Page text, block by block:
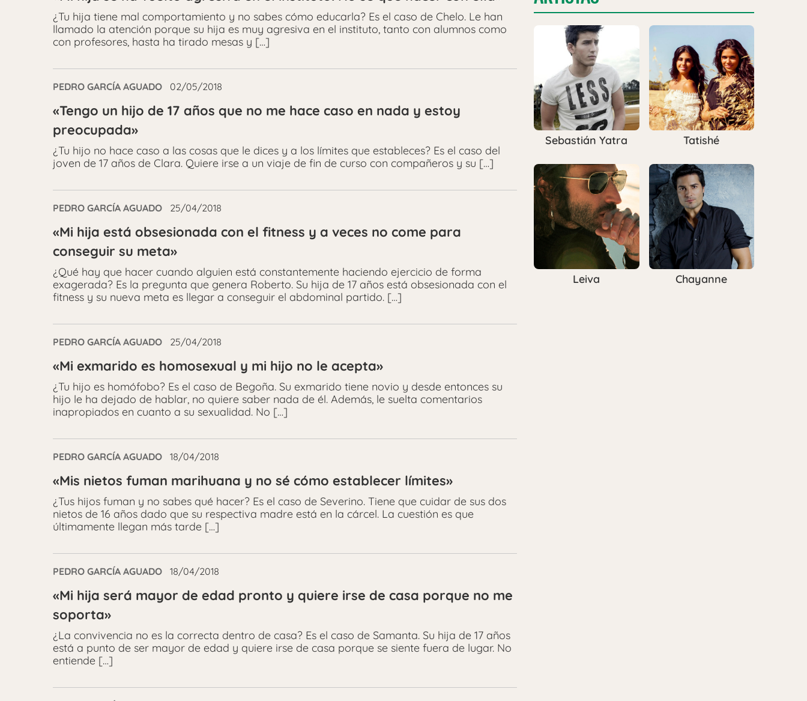
¿Tu hija tiene mal comportamiento y no sabes cómo educarla? Es el caso de Chelo. Le han
llamado la atención porque su hija es muy agresiva en el instituto, tanto con alumnos como
con profesores, hasta ha tirado mesas y […]
PEDRO GARCÍA AGUADO 02/05/2018
«Tengo un hijo de 17 años que no me hace caso en nada y estoy
preocupada»
¿Tu hijo no hace caso a las cosas que le dices y a los límites que estableces? Es el caso del
joven de 17 años de Clara. Quiere irse a un viaje de fin de curso con compañeros y su […]
PEDRO GARCÍA AGUADO 25/04/2018
«Mi hija está obsesionada con el fitness y a veces no come para
conseguir su meta»
¿Qué hay que hacer cuando alguien está constantemente haciendo ejercicio de forma
exagerada? Es la pregunta que genera Roberto. Su hija de 17 años está obsesionada con el
fitness y su nueva meta es llegar a conseguir el abdominal partido. […]
PEDRO GARCÍA AGUADO 25/04/2018
«Mi exmarido es homosexual y mi hijo no le acepta»
¿Tu hijo es homófobo? Es el caso de Begoña. Su exmarido tiene novio y desde entonces su
hijo le ha dejado de hablar, no quiere saber nada de él. Además, le suelta comentarios
inapropiados en cuanto a su sexualidad. No […]
PEDRO GARCÍA AGUADO 18/04/2018
«Mis nietos fuman marihuana y no sé cómo establecer límites»
¿Tus hijos fuman y no sabes qué hacer? Es el caso de Severino. Tiene que cuidar de sus dos
nietos de 16 años dado que su respectiva madre está en la cárcel. La cuestión es que
últimamente llegan más tarde […]
PEDRO GARCÍA AGUADO 18/04/2018
«Mi hija será mayor de edad pronto y quiere irse de casa porque no me
soporta»
¿La convivencia no es la correcta dentro de casa? Es el caso de Samanta. Su hija de 17 años
está a punto de ser mayor de edad y quiere irse de casa porque se siente fuera de lugar. No
entiende […]
Sebastián Yatra Tatishé
Leiva Chayanne